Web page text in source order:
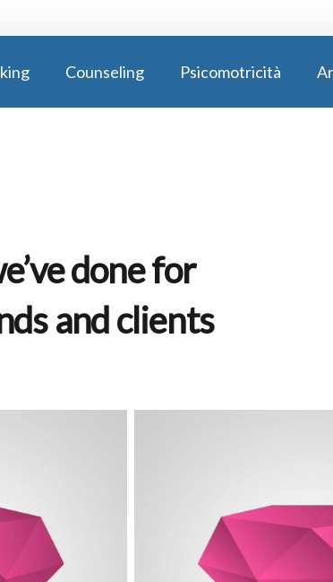
Counseling Psicomotricità
done for
and clients